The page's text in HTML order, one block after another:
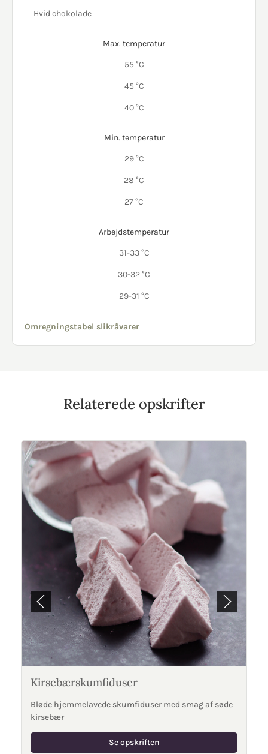
Hvid chokolade
Max. temperatur
55 °C
45 °C
40 °C
Min. temperatur
29 °C
28 °C
27 °C
Arbejdstemperatur
31-33 °C
30-32 °C
29-31 °C
Omregningstabel slikråvarer
Relaterede opskrifter
Kirsebærskumfiduser
Bløde hjemmelavede skumfiduser med smag af søde
kirsebær
Se opskriften